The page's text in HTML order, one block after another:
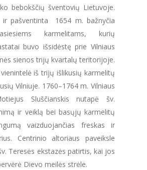
bebokščių šventovių Lietuvoje.
pašventinta 1654 m. bažnyčia
karmelitams, kurių
buvo išsidėstę prie Vilniaus
sienos trijų kvartalų teritorijoje.
iš trijų išlikusių karmelitų
Vilniuje. 1760–1764 m. Vilniaus
Sluščianskis nutapė šv.
ir veiklą bei basųjų karmelitų
vaizduojančias freskas ir
Centrinio altoriaus paveiksle
Teresės ekstazės patirtis, kai jos
Dievo meilės strėle.